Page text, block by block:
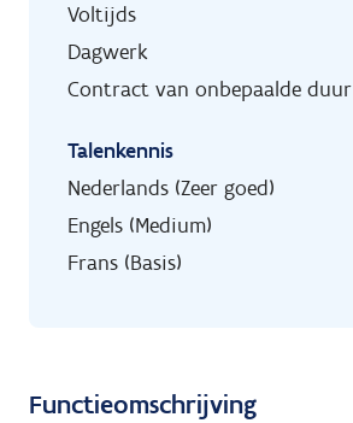
Voltijds
Dagwerk
Contract van onbepaalde duur
Talenkennis
Nederlands (Zeer goed)
Engels (Medium)
Frans (Basis)
Functieomschrijving